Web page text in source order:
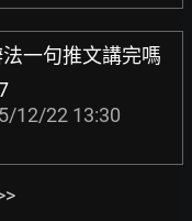
一句推文講完嗎
12/22 13:30